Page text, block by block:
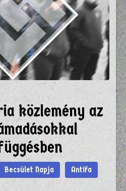
közlemény az
Becsület Napja Antifa